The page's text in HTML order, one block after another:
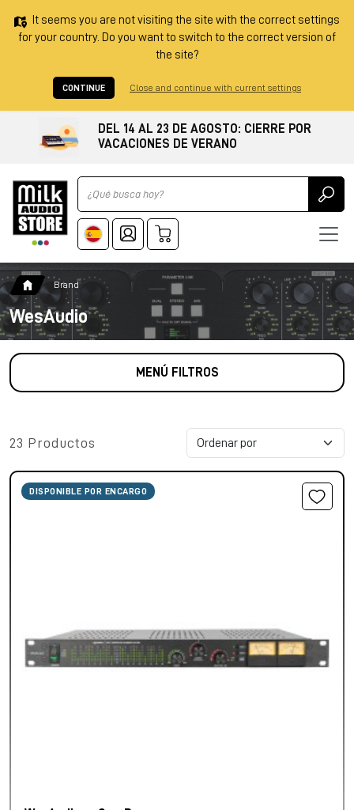
It seems you are not visiting the site with the correct settings
for your country. Do you want to switch to the correct version of
the site?
CONTINUE Close and continue with current settings
DEL 14 AL 23 DE AGOSTO: CIERRE POR
VACACIONES DE VERANO
Ricerca
Brand
WesAudio
MENÚ FILTROS
23 Productos
DISPONIBLE POR ENCARGO